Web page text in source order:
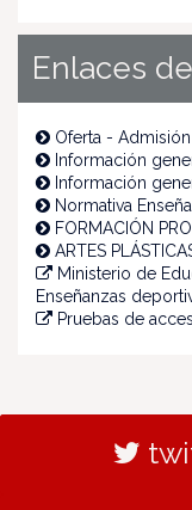
Enlaces
Oferta -
Información
Información
Normativa
FORMACIÓN
ARTES
Ministerio de
Enseñanzas
Pruebas de